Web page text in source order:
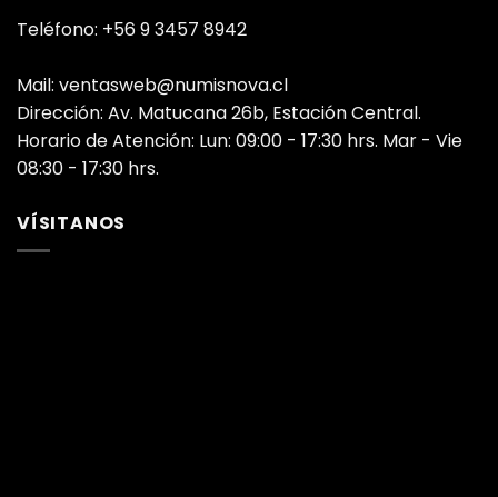
Teléfono: +56 9 3457 8942
Mail: ventasweb@numisnova.cl
Dirección: Av. Matucana 26b, Estación Central.
Horario de Atención: Lun: 09:00 - 17:30 hrs. Mar - Vie
08:30 - 17:30 hrs.
VÍSITANOS